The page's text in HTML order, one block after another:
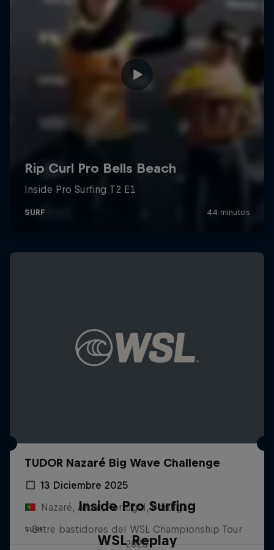
TUDOR Nazaré Big Wave Challenge
13 Diciembre 2025
Nazaré, Areal, Portugal, Portugal
SURF
Inside Pro Surfing
Entre bastidores del WSL Championship Tour
2025
WSL Replay